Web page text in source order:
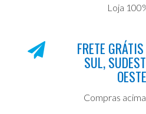
Loja
FRETE
SUL,
Compras